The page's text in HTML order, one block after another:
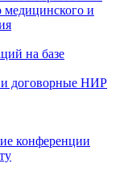
медицинского и
на базе
и договорные НИР
конференции